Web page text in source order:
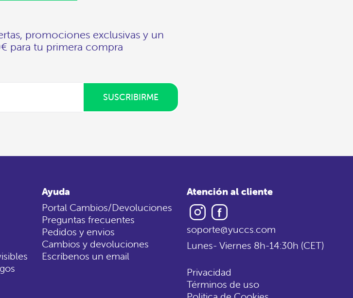
promociones exclusivas y un
para tu primera compra
SUSCRIBIRME
Ayuda
Portal Cambios/Devoluciones
Preguntas frecuentes
Pedidos y envios
Cambios y devoluciones
Escríbenos un email
Atención al cliente
Instagram
soporte@yuccs.com
Lunes- Viernes 8h-14:30h (CET)
Privacidad
Términos de uso